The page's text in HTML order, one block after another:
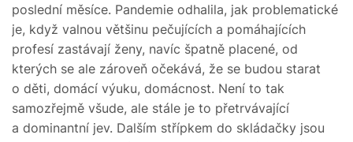
poslední měsíce. Pandemie odhalila, jak problematické
je, když valnou většinu pečujících a pomáhajících
profesí zastávají ženy, navíc špatně placené, od
kterých se ale zároveň očekává, že se budou starat
o děti, domácí výuku, domácnost. Není to tak
samozřejmě všude, ale stále je to přetrvávající
a dominantní jev. Dalším střípkem do skládačky jsou